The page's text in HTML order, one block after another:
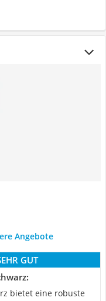
Angebote
GUT
bietet eine robuste